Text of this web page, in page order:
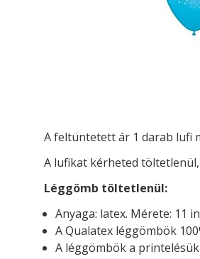
A feltüntetett ár 1 darab lufi
A lufikat kérheted töltetlenül,
Léggömb töltetlenül:
Anyaga: latex. Mérete: 11
A Qualatex léggömbök
A léggömbök a